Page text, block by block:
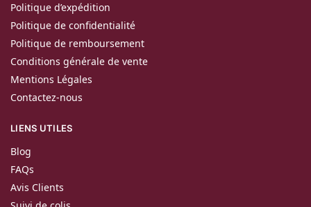
Politique d’expédition
Politique de confidentialité
Politique de remboursement
Conditions générale de vente
Mentions Légales
Contactez-nous
LIENS UTILES
Blog
FAQs
Avis Clients